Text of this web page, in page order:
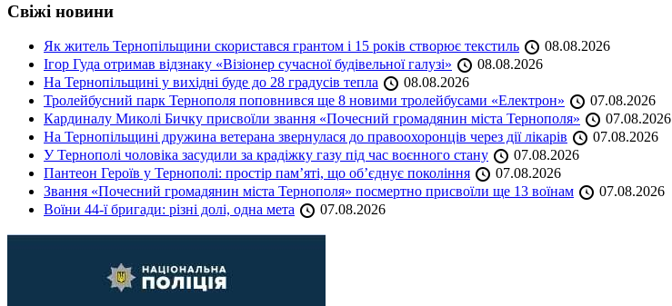
Свіжі новини
Як житель Тернопільщини скористався грантом і 15 років створює текстиль
08.08.2026
Ігор Гуда отримав відзнаку «Візіонер сучасної будівельної галузі»
08.08.2026
На Тернопільщині у вихідні буде до 28 градусів тепла
08.08.2026
Тролейбусний парк Тернополя поповнився ще 8 новими тролейбусами «Електрон»
07.08.2026
Кардиналу Миколі Бичку присвоїли звання «Почесний громадянин міста Тернополя»
07.08.2026
На Тернопільщині дружина ветерана звернулася до правоохоронців через дії лікарів
07.08.2026
У Тернополі чоловіка засудили за крадіжку газу під час воєнного стану
07.08.2026
Пантеон Героїв у Тернополі: простір пам’яті, що об’єднує покоління
07.08.2026
Звання «Почесний громадянин міста Тернополя» посмертно присвоїли ще 13 воїнам
07.08.2026
Воїни 44-ї бригади: різні долі, одна мета
07.08.2026